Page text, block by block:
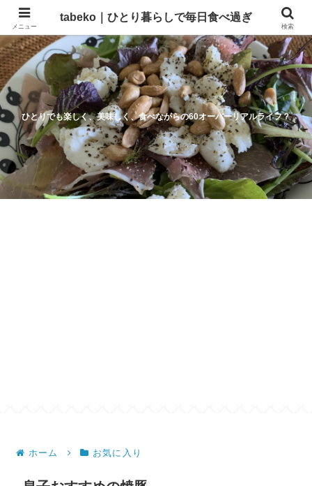
ひとりでも楽しく、美味しく、食べながらの60オーバーリアルライフ？
ホーム お気に入り
メニュー
tabeko｜ひとり暮らしで毎日食べ過ぎ
検索